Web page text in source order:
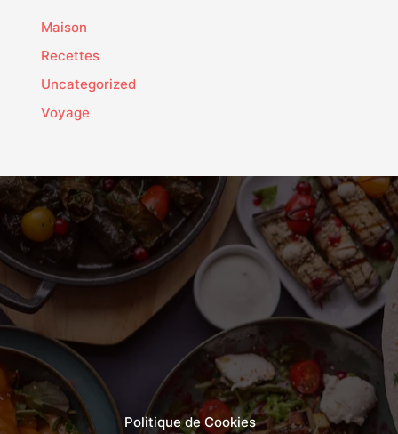
Maison
Recettes
Uncategorized
Voyage
Politique de Cookies